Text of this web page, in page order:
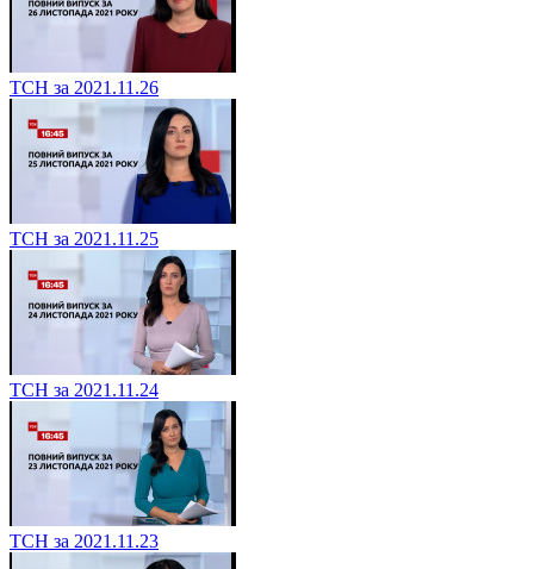
ТСН за 2021.11.26
ТСН за 2021.11.25
ТСН за 2021.11.24
ТСН за 2021.11.23